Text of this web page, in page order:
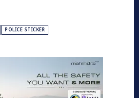
POLICE STICKER